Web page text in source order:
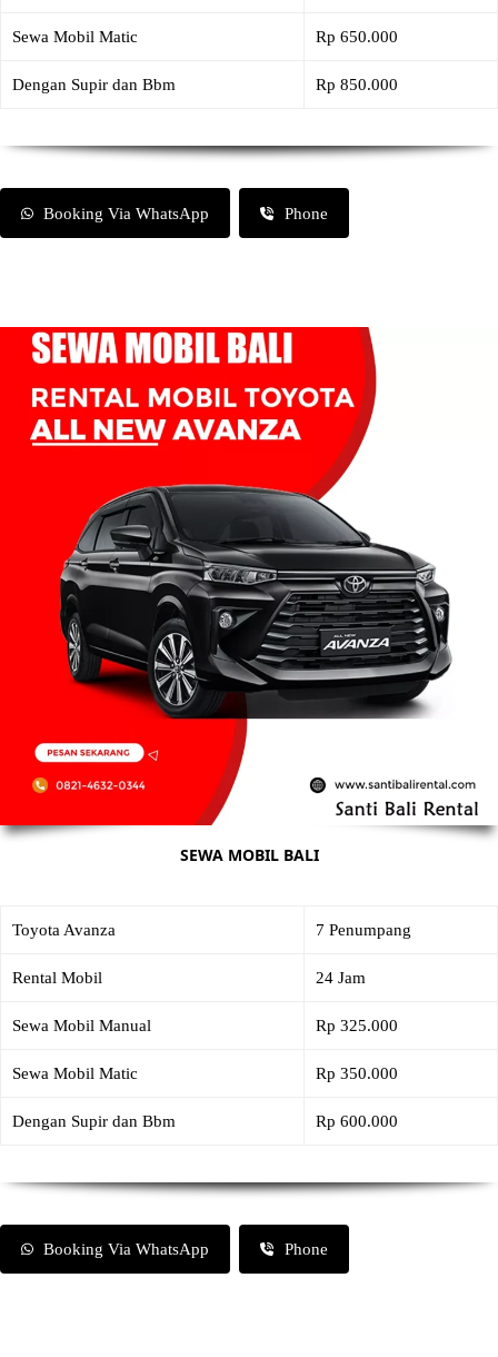
Sewa Mobil Matic Rp 650.000
Dengan Supir dan Bbm Rp 850.000
Booking Via WhatsApp Phone
SEWA MOBIL BALI
Toyota Avanza 7 Penumpang
Rental Mobil 24 Jam
Sewa Mobil Manual Rp 325.000
Sewa Mobil Matic Rp 350.000
Dengan Supir dan Bbm Rp 600.000
Booking Via WhatsApp Phone